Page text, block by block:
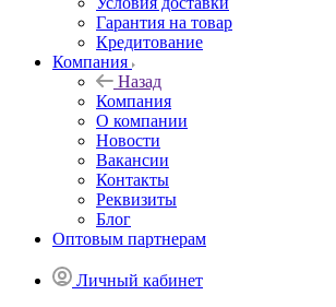
Гарантия на товар
Кредитование
Компания
Назад
Компания
О компании
Новости
Вакансии
Контакты
Реквизиты
Блог
Оптовым партнерам
Личный кабинет